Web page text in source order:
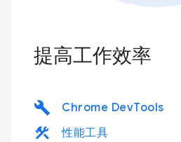
提高工作效率
build Chrome DevTools
construction 性能工具